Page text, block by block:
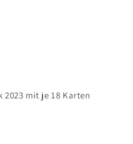
2023 mit je 18 Karten